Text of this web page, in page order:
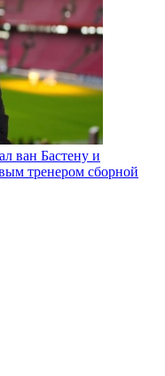
ван Бастену и
тренером сборной